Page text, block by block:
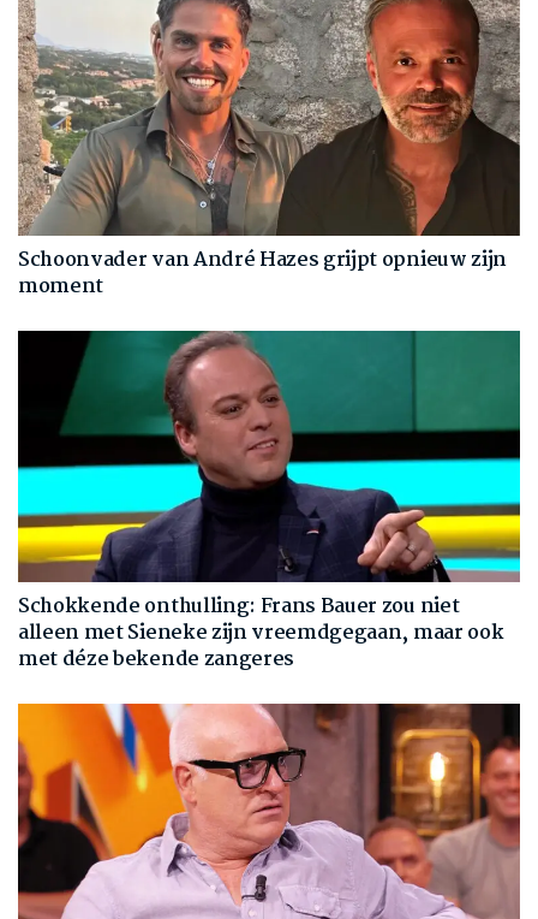
Schoonvader van André Hazes grijpt opnieuw zijn
moment
Schokkende onthulling: Frans Bauer zou niet
alleen met Sieneke zijn vreemdgegaan, maar ook
met déze bekende zangeres